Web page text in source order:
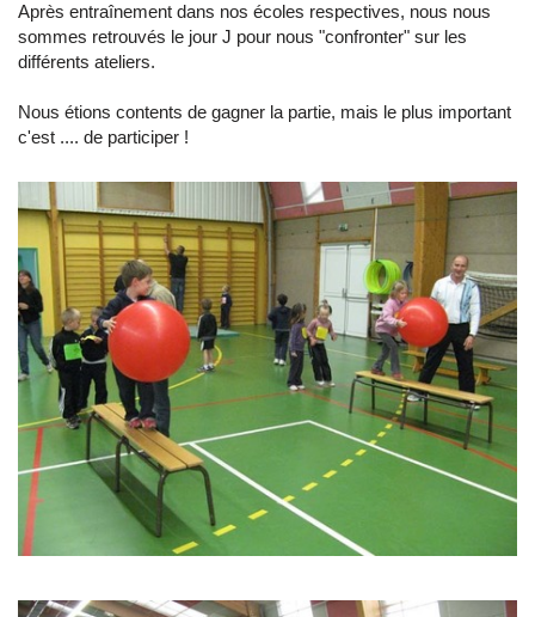
Après entraînement dans nos écoles respectives, nous nous
sommes retrouvés le jour J pour nous "confronter" sur les
différents ateliers.
Nous étions contents de gagner la partie, mais le plus important
c'est .... de participer !